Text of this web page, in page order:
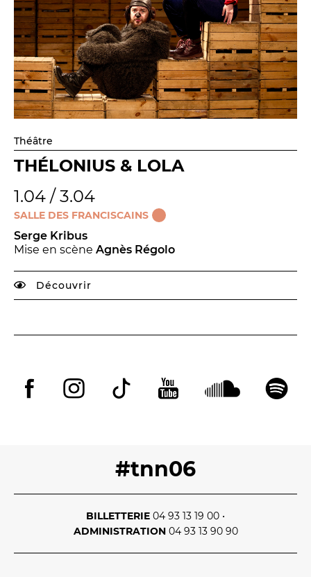
Théâtre
THÉLONIUS & LOLA
1.04 / 3.04
SALLE DES FRANCISCAINS
Serge Kribus
Mise en scène Agnès Régolo
Découvrir
#tnn06
BILLETTERIE 04 93 13 19 00 •
ADMINISTRATION 04 93 13 90 90